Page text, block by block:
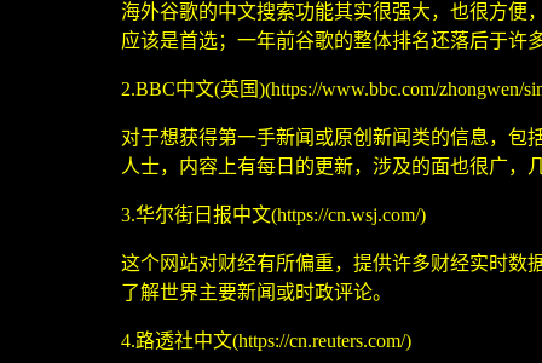
海外谷歌的中文搜索功能其实很强大，也很方便
应该是首选；一年前谷歌的整体排名还落后于许
2.BBC中文(英国)(https://www.bbc.com/zhongwen/
对于想获得第一手新闻或原创新闻类的信息，包
人士，内容上有每日的更新，涉及的面也很广，
3.华尔街日报中文(https://cn.wsj.com/)
这个网站对财经有所偏重，提供许多财经实时数
了解世界主要新闻或时政评论。
4.路透社中文(https://cn.reuters.com/)